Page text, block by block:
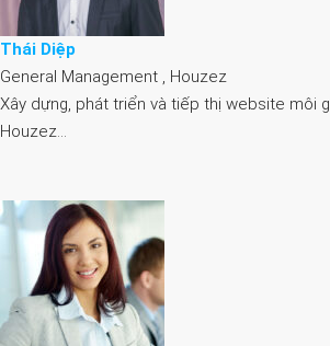
Thái Diệp
General Management , Houzez
Xây dựng, phát triển và tiếp thị website môi
Houzez…